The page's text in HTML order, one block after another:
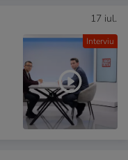
Interviu
17 iul.